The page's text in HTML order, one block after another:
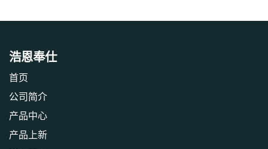
浩恩奉仕
首页
公司简介
产品中心
产品上新